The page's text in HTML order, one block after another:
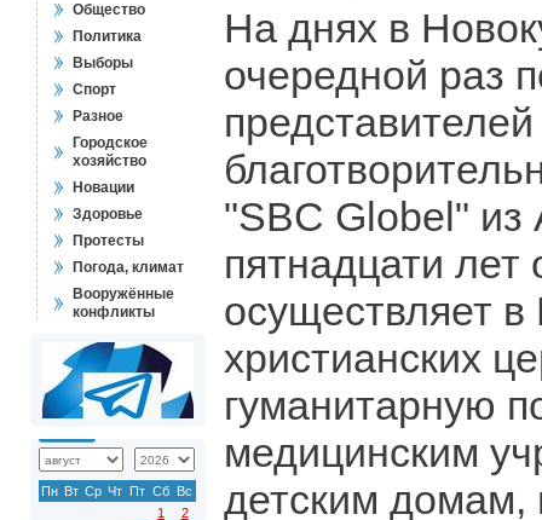
Общество
Политика
Выборы
Спорт
Разное
Городское
хозяйство
Новации
Здоровье
Протесты
Погода, климат
Вооружённые
конфликты
Пн Вт Ср Чт Пт Сб Вс
1
2
На днях в
очередной раз
"SBC Globel"
пятнадцати лет
осуществляет
христианских
гуманитарную
медицинским
детским домам,